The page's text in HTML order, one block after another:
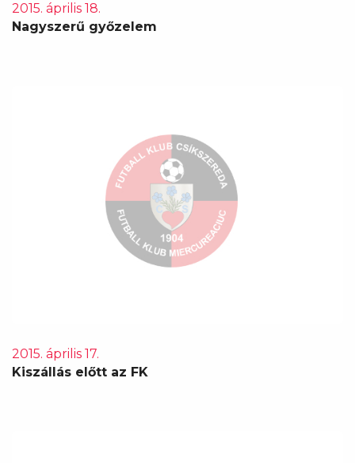
2015. április 18.
Nagyszerű győzelem
2015. április 17.
Kiszállás előtt az FK